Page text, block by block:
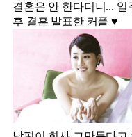
결혼은 안 한다더니... 일
후 결혼 발표한 커플 ♥️